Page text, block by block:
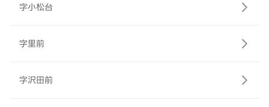
字小松台
字里前
字沢田前